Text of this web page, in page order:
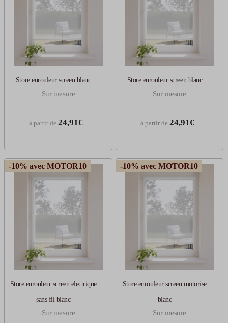
Store enrouleur screen blanc
Sur mesure
à partir de 24,91€
Store enrouleur screen blanc
Sur mesure
à partir de 24,91€
-10% avec MOTOR10
Store enrouleur screen electrique
sans fil blanc
Sur mesure
-10% avec MOTOR10
Store enrouleur screen motorise
blanc
Sur mesure